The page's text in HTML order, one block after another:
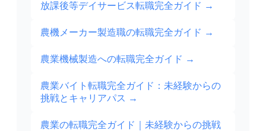
放課後等デイサービス転職完全ガイド →
農機メーカー製造職の転職完全ガイド →
農業機械製造への転職完全ガイド →
農業バイト転職完全ガイド：未経験からの
挑戦とキャリアパス →
農業の転職完全ガイド｜未経験からの挑戦